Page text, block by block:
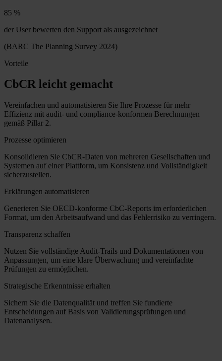
85 %
der User bewerten den Support als ausgezeichnet
(BARC The Planning Survey 2024)
Vorteile
CbCR leicht gemacht
Vereinfachen und automatisieren Sie Ihre Prozesse für mehr
Effizienz mit audit- und compliance-konformen Berechnungen
gemäß Pillar 2.
Prozesse optimieren
Konsolidieren Sie CbCR-Daten von mehreren Gesellschaften und
Systemen auf einer Plattform, um Konsistenz und Vollständigkeit
sicherzustellen.
Erklärungen automatisieren
Generieren Sie OECD-konforme CbC-Reports im erforderlichen
Format, um den Arbeitsaufwand und das Fehlerrisiko zu verringern.
Transparenz schaffen
Nutzen Sie vollständige Audit-Trails und Dokumentationen von
Anpassungen, um eine klare Überwachung und vereinfachte
Prüfungen zu ermöglichen.
Strategische Erkenntnisse erhalten
Sichern Sie die Datenqualität und treffen Sie fundierte
Entscheidungen auf Basis von Validierungsprüfungen und
Datenanalysen.